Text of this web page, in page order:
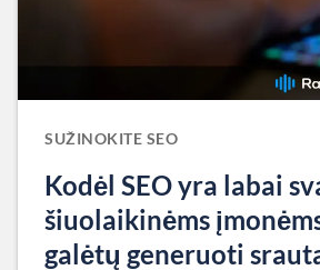
SUŽINOKITE SEO
Kodėl SEO yra labai
šiuolaikinėms
galėtų generuoti